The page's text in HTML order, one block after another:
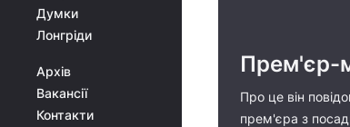
Думки
Лонгріди
Архів
Вакансії
Контакти
Прем'єр-
Про це він
прем'єра з